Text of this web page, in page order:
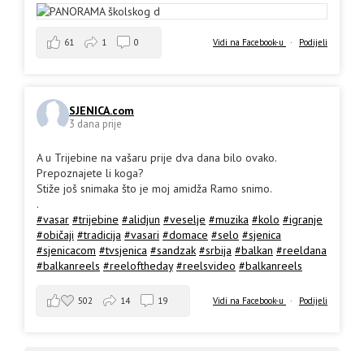
Vidi na Facebook-u · Podijeli
61 1 0
SJENICA.com
3 dana prije
A u Trijebine na vašaru prije dva dana bilo ovako.
Prepoznajete li koga?
Stiže još snimaka što je moj amidža Ramo snimo.
.
#vasar #trijebine #alidjun #veselje #muzika #kolo #igranje
#običaji #tradicija #vasari #domace #selo #sjenica
#sjenicacom #tvsjenica #sandzak #srbija #balkan #reeldana
#balkanreels #reeloftheday #reelsvideo #balkanreels
Vidi na Facebook-u · Podijeli
502 14 19